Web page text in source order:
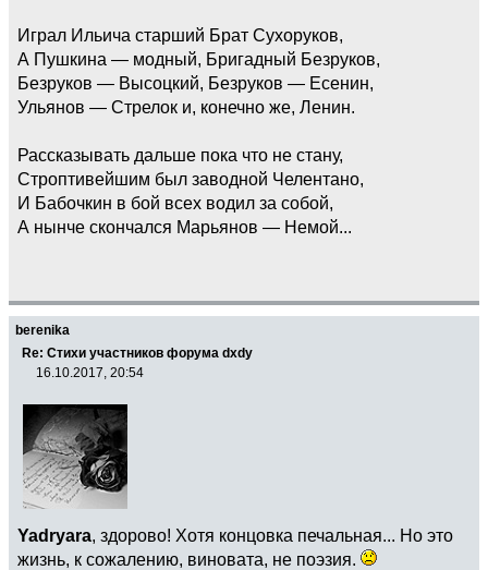
Играл Ильича старший Брат Сухоруков,
А Пушкина — модный, Бригадный Безруков,
Безруков — Высоцкий, Безруков — Есенин,
Ульянов — Стрелок и, конечно же, Ленин.
Рассказывать дальше пока что не стану,
Строптивейшим был заводной Челентано,
И Бабочкин в бой всех водил за собой,
А нынче скончался Марьянов — Немой...
berenika
Re: Стихи участников форума dxdy
16.10.2017, 20:54
Yadryara, здорово! Хотя концовка печальная... Но это
жизнь, к сожалению, виновата, не поэзия.